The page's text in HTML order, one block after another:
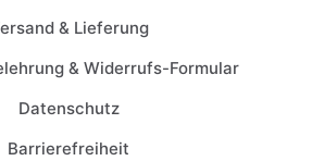
& Lieferung
& Widerrufs-Formular
Datenschutz
Barrierefreiheit